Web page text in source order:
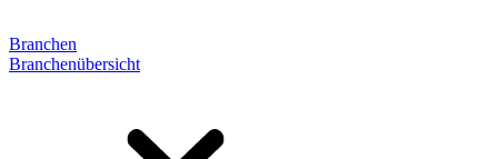
Branchen
Branchenübersicht